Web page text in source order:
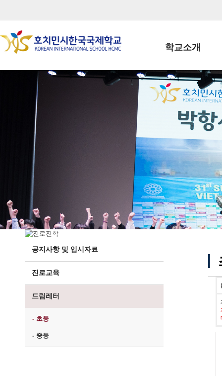
학교소개
학교장인사말
학생회장인사말
학교상징
학교 CI
교직원현황
학생현황
위치/전화
전경사진
공지사항 및 입시자료
진로교육
드림레터
- 초등
- 중등